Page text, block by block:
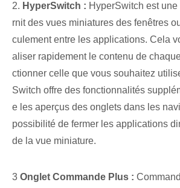
2. HyperSwitch : HyperSwitch est
rnit des vues miniatures des fenêtres
culement entre les applications. Cela
aliser rapidement le contenu de
ctionner celle que vous souhaitez
Switch offre des fonctionnalités
e les aperçus des onglets dans les
possibilité de fermer les applications
de la vue miniature.
3 Onglet Commande Plus :